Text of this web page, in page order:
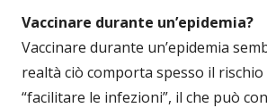
Vaccinare durante un’epidemia?
Vaccinare durante un’epidemia
realtà ciò comporta spesso il rischio
“facilitare le infezioni”, il che può